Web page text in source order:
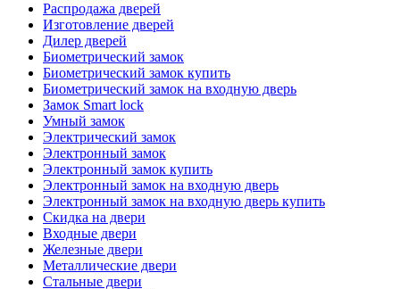
Распродажа дверей
Изготовление дверей
Дилер дверей
Биометрический замок
Биометрический замок купить
Биометрический замок на входную дверь
Замок Smart lock
Умный замок
Электрический замок
Электронный замок
Электронный замок купить
Электронный замок на входную дверь
Электронный замок на входную дверь купить
Скидка на двери
Входные двери
Железные двери
Металлические двери
Стальные двери